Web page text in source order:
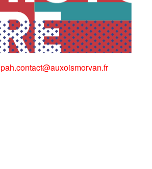
pah.contact@auxoismorvan.fr